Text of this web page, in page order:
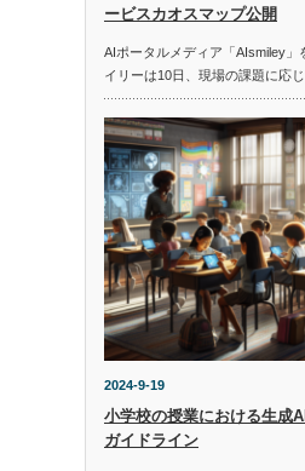
ービスカオスマップ公開
AIポータルメディア「AIsmiley」
イリーは10日、現場の課題に応
2024-9-19
小学校の授業における生成
ガイドライン